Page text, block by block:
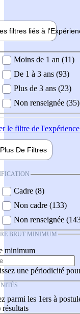
filtres liés à l'
demandée
Moins de 1 an (11)
De 1 à 3 ans (93)
Plus de 3 ans (23)
Non renseignée (35)
le filtre de l'expérience
Plus De Filtres
Cadre (8)
Non cadre (133)
Non renseignée
BRUT MINIMUM
minimum
une périodicité
parmi les 1ers à
résultats